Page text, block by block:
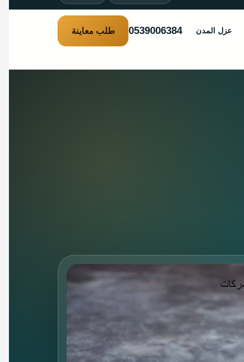
عزل المدن 0539006384 طلب معاينة